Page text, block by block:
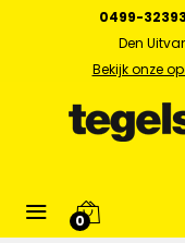
0499-
Den
Bekijk onze
0